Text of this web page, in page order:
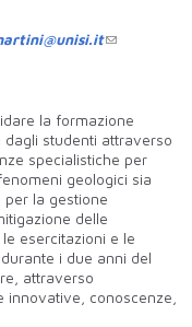
la formazione
studenti attraverso
specialistiche per
geologici sia
la gestione
delle
esercitazioni e le
i due anni del
attraverso
innovative, conoscenze,